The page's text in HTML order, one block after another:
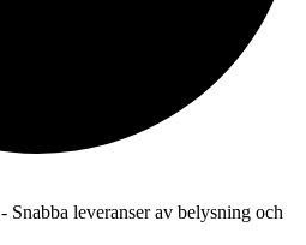
- Snabba leveranser av belysning och